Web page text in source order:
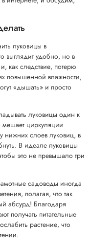
луковицы в
выглядит удобно, но в
как следствие, потерю
повышенной влажности,
«дышать» и просто
луковицы один к
циркуляции
нижних слоев луковиц, в
В идеале луковицы
это не превышало три
садоводы иногда
полагая, что так
абсурд! Благодаря
получать питательные
растение, что